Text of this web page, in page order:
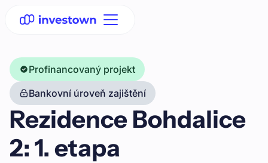
Profinancovaný projekt
Bankovní úroveň zajištění
Rezidence Bohdalice
2: 1. etapa